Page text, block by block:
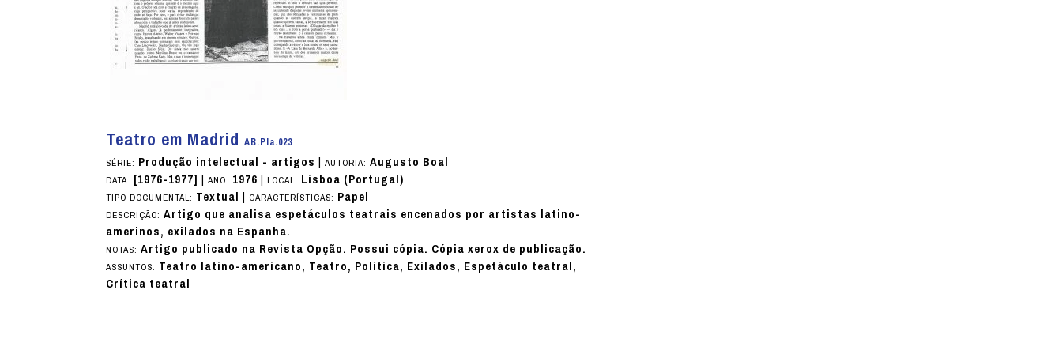
Teatro em MadridAB.PIa.023
SÉRIE: Produção intelectual - artigos |AUTORIA:Augusto Boal
DATA: [1976-1977] |ANO: 1976|LOCAL: Lisboa (Portugal)
TIPO DOCUMENTAL: Textual | CARACTERÍSTICAS: Papel
DESCRIÇÃO:Artigo que analisa espetáculos teatrais encenados por artistas latino-
amerinos, exilados na Espanha.
NOTAS:Artigo publicado na Revista Opção. Possui cópia. Cópia xerox de publicação.
ASSUNTOS: Teatro latino-americano, Teatro, Política, Exilados, Espetáculo teatral,
Crítica teatral